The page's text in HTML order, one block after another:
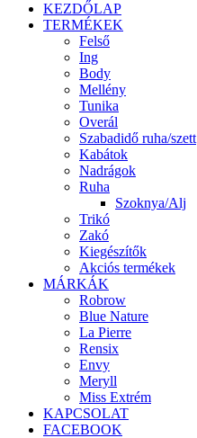
KEZDŐLAP
TERMÉKEK
Felső
Ing
Body
Mellény
Tunika
Overál
Szabadidő ruha/szett
Kabátok
Nadrágok
Ruha
Szoknya/Alj
Trikó
Zakó
Kiegészítők
Akciós termékek
MÁRKÁK
Robrow
Blue Nature
La Pierre
Rensix
Envy
Meryll
Miss Extrém
KAPCSOLAT
FACEBOOK